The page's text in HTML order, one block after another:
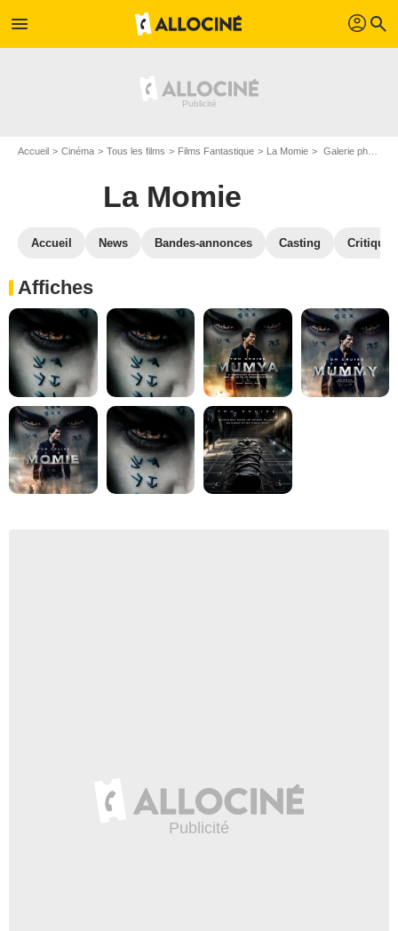
menu profil search
Accueil Cinéma Tous les films Films Fantastique La Momie Galerie photos du film La Momie
La Momie
Accueil News Bandes-annonces Casting
Affiches